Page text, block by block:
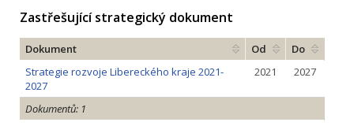
Zastřešující strategický dokument
Dokument Od
Do
Strategie rozvoje Libereckého kraje 2021-
2027
2021 2027
Dokumentů: 1